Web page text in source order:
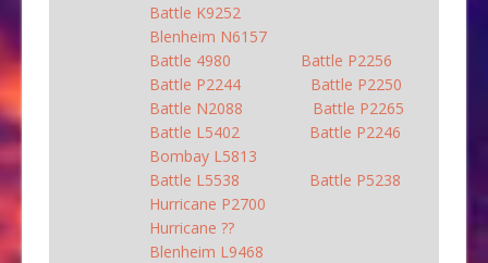
Battle K9252
Blenheim N6157
Battle 4980
Battle P2256
Battle P2244
Battle P2250
Battle N2088
Battle P2265
Battle L5402
Battle P2246
Bombay L5813
Battle L5538
Battle P5238
Hurricane P2700
Hurricane ??
Blenheim L9468